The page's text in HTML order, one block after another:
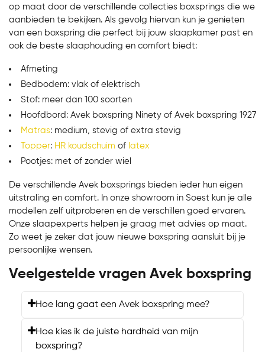
op maat door de verschillende collecties boxsprings die we
aanbieden te bekijken. Als gevolg hiervan kun je genieten
van een boxspring die perfect bij jouw slaapkamer past en
ook de beste slaaphouding en comfort biedt:
Afmeting
Bedbodem: vlak of elektrisch
Stof: meer dan 100 soorten
Hoofdbord: Avek boxspring Ninety of Avek boxspring 1927
Matras: medium, stevig of extra stevig
Topper: HR koudschuim of latex
Pootjes: met of zonder wiel
De verschillende Avek boxsprings bieden ieder hun eigen
uitstraling en comfort. In onze showroom in Soest kun je alle
modellen zelf uitproberen en de verschillen goed ervaren.
Onze slaapexperts helpen je graag met advies op maat.
Zo weet je zeker dat jouw nieuwe boxspring aansluit bij je
persoonlijke wensen.
Veelgestelde vragen Avek boxspring
Hoe lang gaat een Avek boxspring mee?
Hoe kies ik de juiste hardheid van mijn
boxspring?